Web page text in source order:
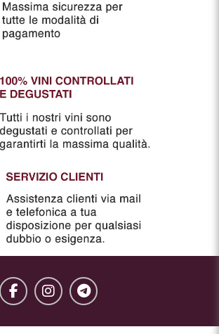
Facebook
Instagram
Telegram